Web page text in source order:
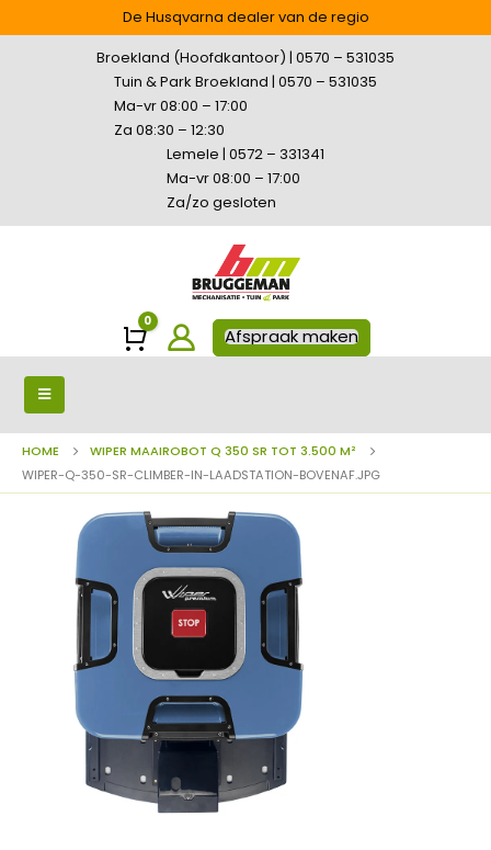
De Husqvarna dealer van de regio
Broekland (Hoofdkantoor) | 0570 – 531035
Tuin & Park Broekland | 0570 – 531035
Ma-vr 08:00 – 17:00
Za 08:30 – 12:30
Lemele | 0572 – 331341
Ma-vr 08:00 – 17:00
Za/zo gesloten
Winkelwagen
0
Afspraak maken
HOME
WIPER MAAIROBOT Q 350 SR TOT 3.500 M²
WIPER-Q-350-SR-CLIMBER-IN-LAADSTATION-BOVENAF.JPG